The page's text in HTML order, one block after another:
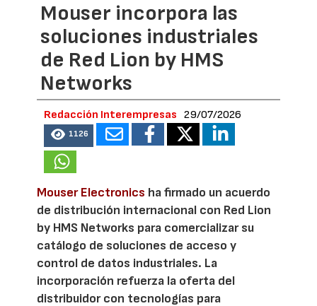
Mouser incorpora las
soluciones industriales
de Red Lion by HMS
Networks
Redacción Interempresas 29/07/2026
1126
Mouser Electronics ha firmado un acuerdo
de distribución internacional con Red Lion
by HMS Networks para comercializar su
catálogo de soluciones de acceso y
control de datos industriales. La
incorporación refuerza la oferta del
distribuidor con tecnologías para